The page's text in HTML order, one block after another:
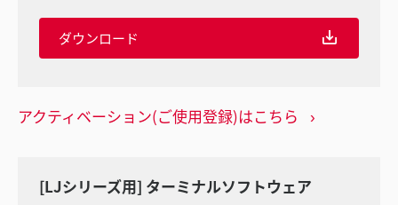
ダウンロード
アクティベーション(ご使用登録)はこちら
[LJシリーズ用] ターミナルソフトウェア